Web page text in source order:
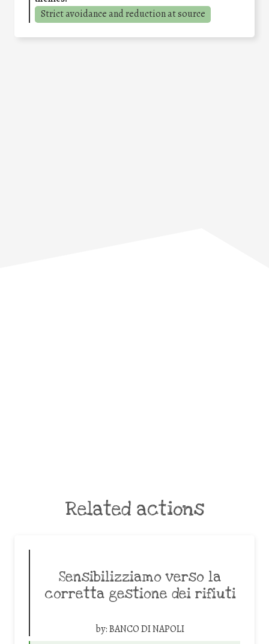
Strict avoidance and reduction at source
Related actions
Sensibilizziamo verso la
corretta gestione dei rifiuti
by:BANCO DI NAPOLI